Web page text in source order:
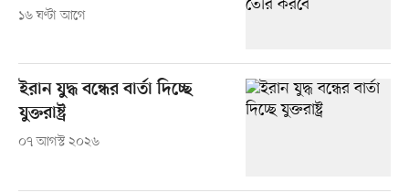
১৬ ঘণ্টা আগে
ইরান যুদ্ধ বন্ধের বার্তা দিচ্ছে
যুক্তরাষ্ট্র
০৭ আগস্ট ২০২৬